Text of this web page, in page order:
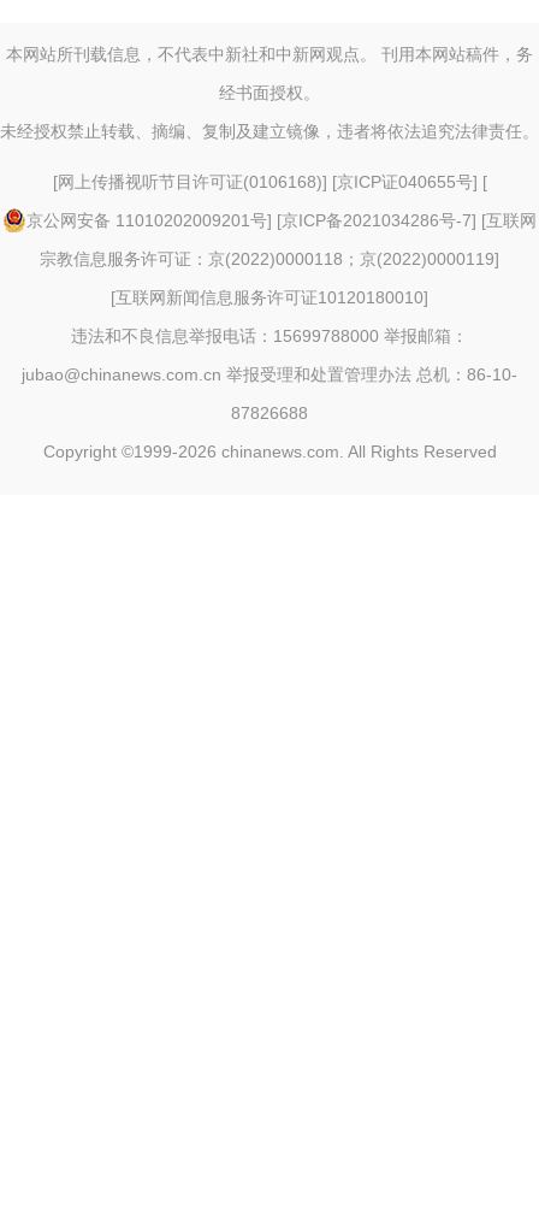
本网站所刊载信息，不代表中新社和中新网观点。 刊用本网站稿件，务
经书面授权。
未经授权禁止转载、摘编、复制及建立镜像，违者将依法追究法律责任。
[网上传播视听节目许可证(0106168)] [京ICP证040655号] [
京公网安备 11010202009201号] [京ICP备2021034286号-7] [互联网
宗教信息服务许可证：京(2022)0000118；京(2022)0000119]
[互联网新闻信息服务许可证10120180010]
违法和不良信息举报电话：15699788000 举报邮箱：
jubao@chinanews.com.cn 举报受理和处置管理办法 总机：86-10-
87826688
Copyright ©1999-2026 chinanews.com. All Rights Reserved